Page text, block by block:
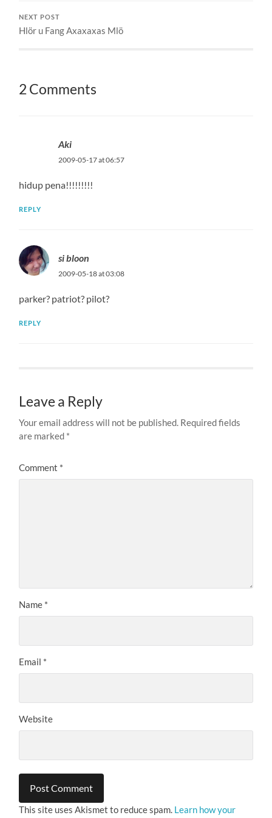
NEXT POST
Hlör u Fang Axaxaxas Mlö
2 Comments
Aki
2009-05-17 at 06:57
hidup pena!!!!!!!!!
REPLY
si bloon
2009-05-18 at 03:08
parker? patriot? pilot?
REPLY
Leave a Reply
Your email address will not be published. Required fields
are marked *
Comment *
Name *
Email *
Website
This site uses Akismet to reduce spam. Learn how your